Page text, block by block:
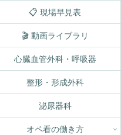
📋 現場早見表
🎬 動画ライブラリ
心臓血管外科・呼吸器
整形・形成外科
泌尿器科
オペ看の働き方